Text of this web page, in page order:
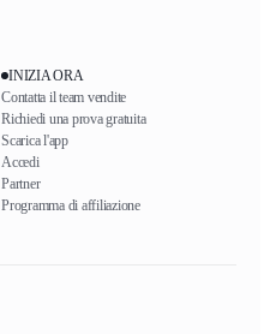
INIZIA ORA
Contatta il team vendite
Richiedi una prova gratuita
Scarica l'app
Accedi
Partner
Programma di affiliazione